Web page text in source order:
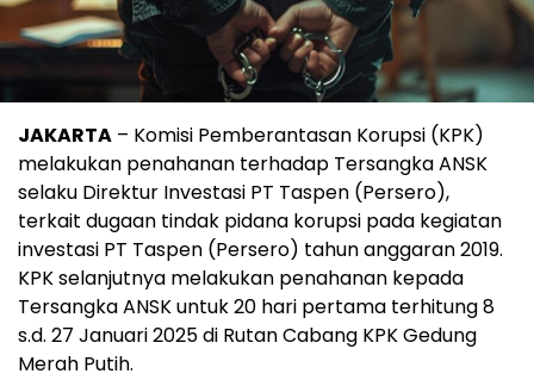
JAKARTA – Komisi Pemberantasan Korupsi (KPK)
melakukan penahanan terhadap Tersangka ANSK
selaku Direktur Investasi PT Taspen (Persero),
terkait dugaan tindak pidana korupsi pada kegiatan
investasi PT Taspen (Persero) tahun anggaran 2019.
KPK selanjutnya melakukan penahanan kepada
Tersangka ANSK untuk 20 hari pertama terhitung 8
s.d. 27 Januari 2025 di Rutan Cabang KPK Gedung
Merah Putih.